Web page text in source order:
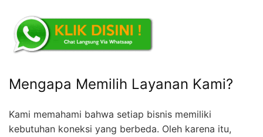
Mengapa Memilih Layanan Kami?
Kami memahami bahwa setiap bisnis memiliki
kebutuhan koneksi yang berbeda. Oleh karena itu,